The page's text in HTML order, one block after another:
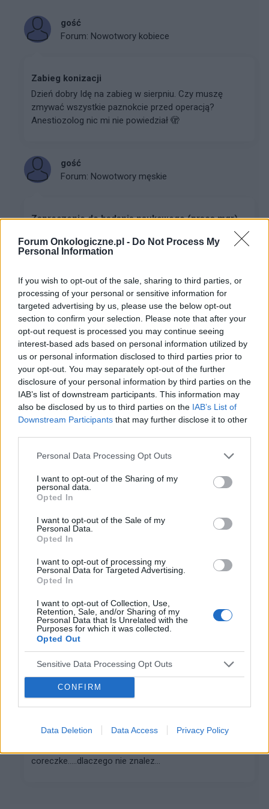
Forum Onkologiczne.pl - Do Not Process My
Personal Information
If you wish to opt-out of the sale, sharing to third parties, or
processing of your personal or sensitive information for
targeted advertising by us, please use the below opt-out
section to confirm your selection. Please note that after your
opt-out request is processed you may continue seeing
interest-based ads based on personal information utilized by
us or personal information disclosed to third parties prior to
your opt-out. You may separately opt-out of the further
disclosure of your personal information by third parties on the
IAB’s list of downstream participants. This information may
also be disclosed by us to third parties on the IAB’s List of
Downstream Participants that may further disclose it to other
Personal Data Processing Opt Outs
I want to opt-out of the Sharing of my
personal data.
Opted In
I want to opt-out of the Sale of my
Personal Data.
Opted In
I want to opt-out of processing my
Personal Data for Targeted Advertising.
Opted In
I want to opt-out of Collection, Use,
Retention, Sale, and/or Sharing of my
Personal Data that Is Unrelated with the
Purposes for which it was collected.
Opted Out
Sensitive Data Processing Opt Outs
CONFIRM
Data Deletion Data Access Privacy Policy
gość
Forum: Nowotwory kobiece
Zabieg konizacji
Dzień dobry Idę na zabieg w sierpniu. Czy muszę
zmywać wszystkie paznokcie przed operacją?
Anestiozolog nic mi nie powiedział 🫣
gość
Forum: Nowotwory męskie
Zaproszenie do badania naukowego (praca mgr)
dotyczącą doświadczenia choroby nowotworowej
wew...
gość
Forum: Nowotwory kobiece
Nowotwór piersi i przerzuty
Rok temu usłyszałam diagnozę i się rozpadłam rak
piersi, guz 5,3 cm, przerzuty do węzłów – a ja go
nawet nie wyczuwałam. Zrobili operację. Niby było ok.
Dostałam 12 białych chemii.Ledwo żyłam. Od poc...
gość
Forum:
czy to moze byc rak piersi?
czerwona plamka. miala wtedy jakies 5 mm. nie boli ale
urosla do 1 cm. ciagle zmienia ksztalt. obok niej mam
doska111
Forum:Nowotwory kobiece
rak jajnika
mam 26 lat i ostatnio zawalil mi sie
jajnika....lekarz mowi ze to poczatkowe stadium,ale
coreczke.....dlaczego nie znalez...